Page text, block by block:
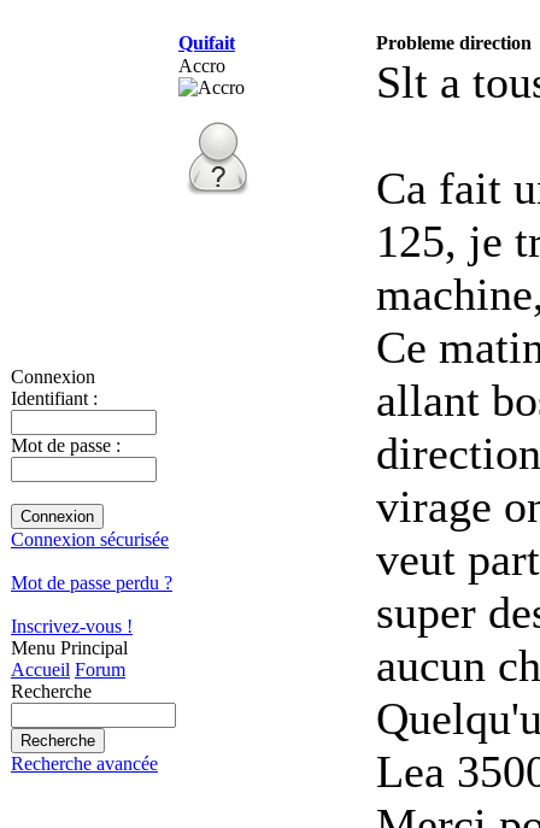
Connexion
Identifiant :
Mot de passe :
Connexion sécurisée
Mot de passe perdu ?
Inscrivez-vous !
Menu Principal
Accueil Forum
Recherche
Recherche avancée
Quifait
Probleme direction
Accro
Slt a
Ca fait
125, je
Ce
allant
virage
veut
super
aucun
Lea